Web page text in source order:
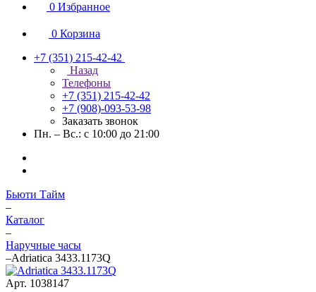
0 Избранное
0 Корзина
+7 (351) 215-42-42
Назад
Телефоны
+7 (351) 215-42-42
+7 (908)-093-53-98
Заказать звонок
Пн. – Вс.: с 10:00 до 21:00
Бьюти Тайм
–
Каталог
–
Наручные часы
–Adriatica 3433.1173Q
Арт. 1038147